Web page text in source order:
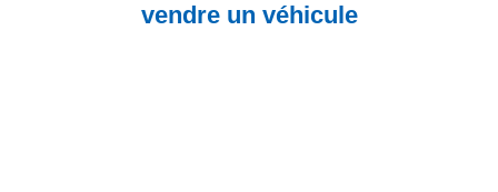
vendre un véhicule